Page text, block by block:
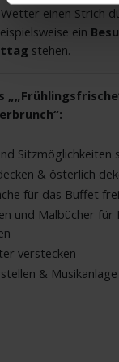
einen Strich
ein
stehen.
Sitzmöglichkeiten
& österlich
für das Buffet
und Malbücher für
verstecken
&